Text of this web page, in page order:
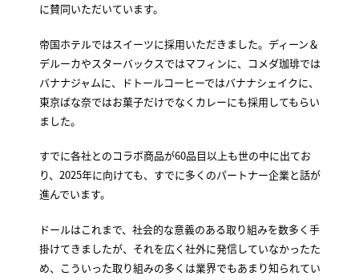
に賛同いただいています。
帝国ホテルではスイーツに採用いただきました。ディーン＆
デルーカやスターバックスではマフィンに、コメダ珈琲では
バナナジャムに、ドトールコーヒーではバナナシェイクに、
東京ばな奈ではお菓子だけでなくカレーにも採用してもらい
ました。
すでに各社とのコラボ商品が60品目以上も世の中に出てお
り、2025年に向けても、すでに多くのパートナー企業と話が
進んでいます。
ドールはこれまで、社会的な意義のある取り組みを数多く手
掛けてきましたが、それを広く社外に発信していなかったた
め、こういった取り組みの多くは業界でもあまり知られてい